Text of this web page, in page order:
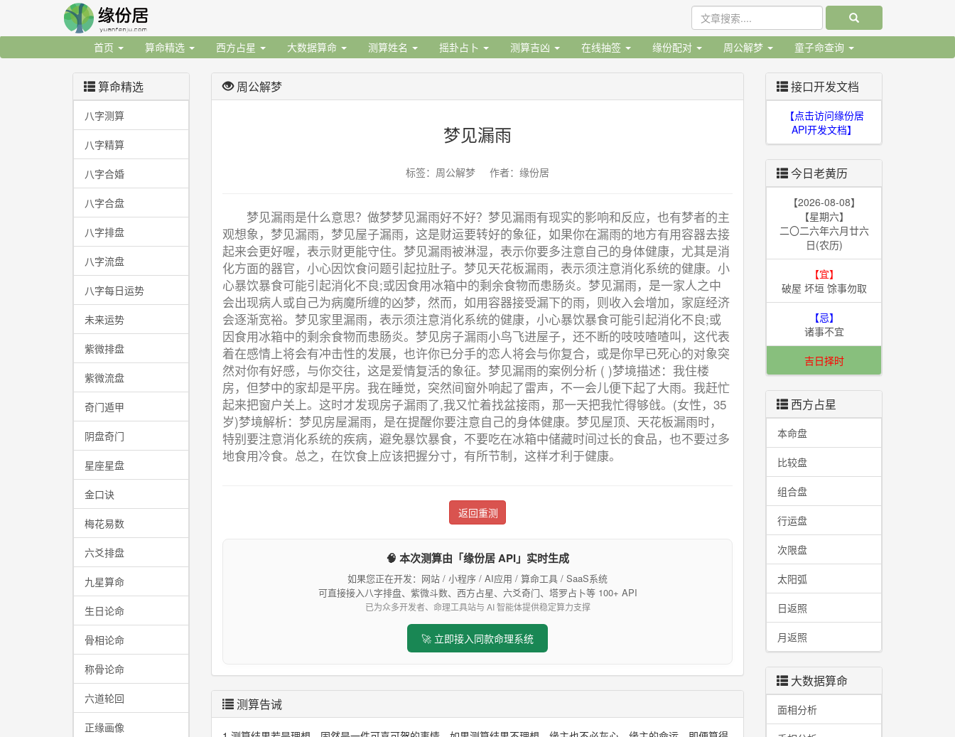
首页 算命精选 西方占星 大数据算命 测算姓名 摇卦占卜 测算吉凶 在线抽签 缘份配对 周公解梦 童子命查询
算命精选
八字测算
八字精算
八字合婚
八字合盘
八字排盘
八字流盘
八字每日运势
未来运势
紫微排盘
紫微流盘
奇门遁甲
阴盘奇门
星座星盘
金口诀
梅花易数
六爻排盘
九星算命
生日论命
骨相论命
称骨论命
六道轮回
正缘画像
周公解梦
梦见漏雨
标签：周公解梦 作者：缘份居
梦见漏雨是什么意思？做梦梦见漏雨好不好？梦见漏雨有现实的影响和反应，也有梦者的主
观想象，梦见漏雨，梦见屋子漏雨，这是财运要转好的象征，如果你在漏雨的地方有用容器去接
起来会更好喔，表示财更能守住。梦见漏雨被淋湿，表示你要多注意自己的身体健康，尤其是消
化方面的器官，小心因饮食问题引起拉肚子。梦见天花板漏雨，表示须注意消化系统的健康。小
心暴饮暴食可能引起消化不良;或因食用冰箱中的剩余食物而患肠炎。梦见漏雨，是一家人之中
会出现病人或自己为病魔所缠的凶梦，然而，如用容器接受漏下的雨，则收入会增加，家庭经济
会逐渐宽裕。梦见家里漏雨，表示须注意消化系统的健康，小心暴饮暴食可能引起消化不良;或
因食用冰箱中的剩余食物而患肠炎。梦见房子漏雨小鸟飞进屋子，还不断的吱吱喳喳叫，这代表
着在感情上将会有冲击性的发展，也许你已分手的恋人将会与你复合，或是你早已死心的对象突
然对你有好感，与你交往，这是爱情复活的象征。梦见漏雨的案例分析 ( )梦境描述：我住楼
房，但梦中的家却是平房。我在睡觉，突然间窗外响起了雷声，不一会儿便下起了大雨。我赶忙
起来把窗户关上。这时才发现房子漏雨了,我又忙着找盆接雨，那一天把我忙得够戗。(女性，35
岁)梦境解析：梦见房屋漏雨，是在提醒你要注意自己的身体健康。梦见屋顶、天花板漏雨时，
特别要注意消化系统的疾病，避免暴饮暴食，不要吃在冰箱中储藏时间过长的食品，也不要过多
地食用冷食。总之，在饮食上应该把握分寸，有所节制，这样才利于健康。
返回重测
🧠 本次测算由「缘份居 API」实时生成
如果您正在开发：网站 / 小程序 / AI应用 / 算命工具 / SaaS系统
可直接接入八字排盘、紫微斗数、西方占星、六爻奇门、塔罗占卜等 100+ API
已为众多开发者、命理工具站与 AI 智能体提供稳定算力支撑
🚀 立即接入同款命理系统
测算告诫
接口开发文档
【点击访问缘份居
API开发文档】
今日老黄历
【2026-08-08】
【星期六】
二〇二六年六月廿六
日(农历)
【宜】
破屋 坏垣 馀事勿取
【忌】
诸事不宜
吉日择时
西方占星
本命盘
比较盘
组合盘
行运盘
次限盘
太阳弧
日返照
月返照
大数据算命
面相分析